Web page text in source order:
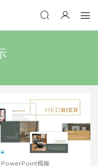
PowerPoint模板